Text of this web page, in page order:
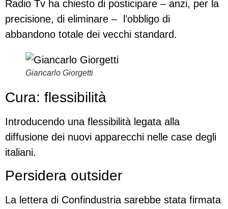
Radio Tv ha chiesto di posticipare – anzi, per la
precisione, di eliminare – l’obbligo di
abbandono totale dei vecchi standard.
Giancarlo Giorgetti
Cura: flessibilità
Introducendo una flessibilità legata alla
diffusione dei nuovi apparecchi nelle case degli
italiani.
Persidera outsider
La lettera di Confindustria sarebbe stata firmata